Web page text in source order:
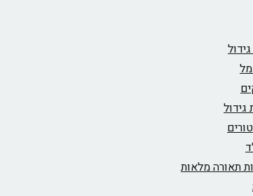
גידול
תאורה מלאות